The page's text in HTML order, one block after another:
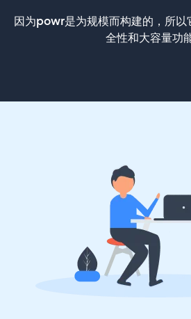
因为powr是为规模而构建的，所以
全性和大容量功能